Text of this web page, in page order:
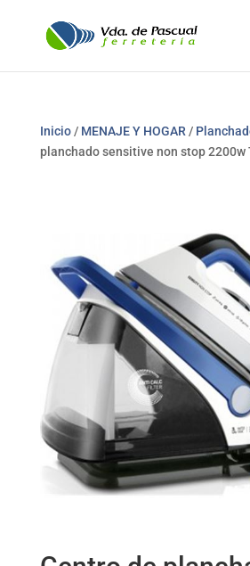
Inicio/ MENAJE Y HOGAR /
planchado sensitive non stop 2200w